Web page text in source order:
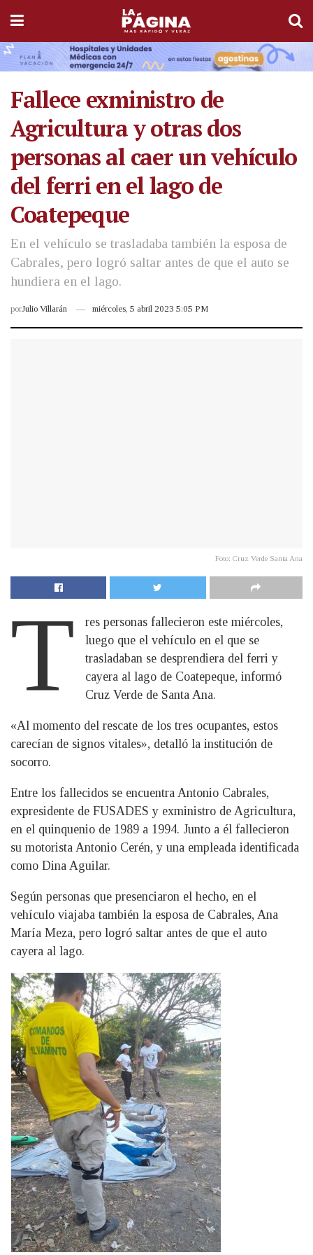
Fallece exministro de
Agricultura y otras dos
personas al caer un vehículo
del ferri en el lago de
Coatepeque
En el vehículo se trasladaba también la esposa de
Cabrales, pero logró saltar antes de que el auto se
hundiera en el lago.
porJulio Villarán miércoles, 5 abril 2023 5:05 PM
Foto: Cruz Verde Santa Ana
T
res personas fallecieron este miércoles,
luego que el vehículo en el que se
trasladaban se desprendiera del ferri y
cayera al lago de Coatepeque, informó
Cruz Verde de Santa Ana.
«Al momento del rescate de los tres ocupantes, estos
carecían de signos vitales», detalló la institución de
socorro.
Entre los fallecidos se encuentra Antonio Cabrales,
expresidente de FUSADES y exministro de Agricultura,
en el quinquenio de 1989 a 1994. Junto a él fallecieron
su motorista Antonio Cerén, y una empleada identificada
como Dina Aguilar.
Según personas que presenciaron el hecho, en el
vehículo viajaba también la esposa de Cabrales, Ana
María Meza, pero logró saltar antes de que el auto
cayera al lago.